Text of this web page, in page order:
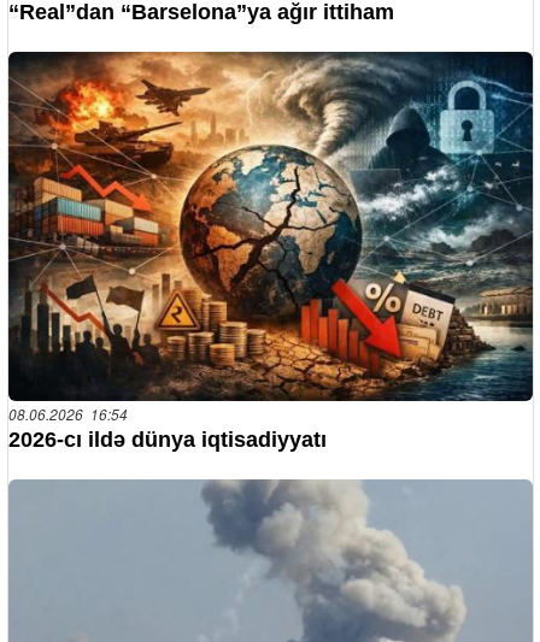
“Real”dan “Barselona”ya ağır ittiham
08.06.2026 16:54
2026-cı ildə dünya iqtisadiyyatı